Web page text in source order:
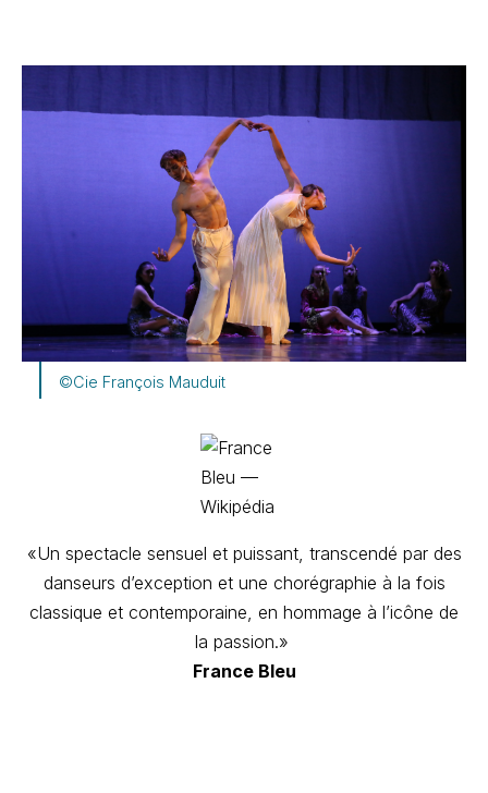
©Cie François Mauduit
«Un spectacle sensuel et puissant, transcendé par des
danseurs d’exception et une chorégraphie à la fois
classique et contemporaine, en hommage à l’icône de
la passion.»
France Bleu